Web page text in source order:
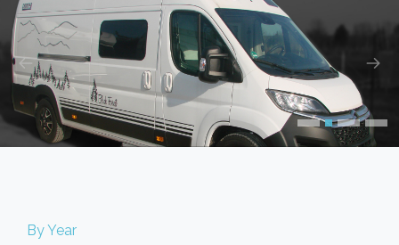
By Year